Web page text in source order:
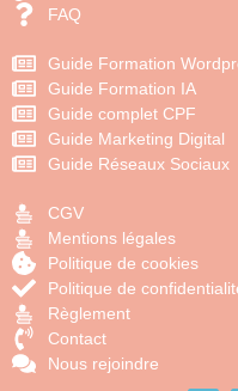
FAQ
Guide Formation
Guide Formation IA
Guide complet CPF
Guide Marketing Digital
Guide Réseaux Sociaux
CGV
Mentions légales
Politique de cookies
Politique de
Règlement
Contact
Nous rejoindre